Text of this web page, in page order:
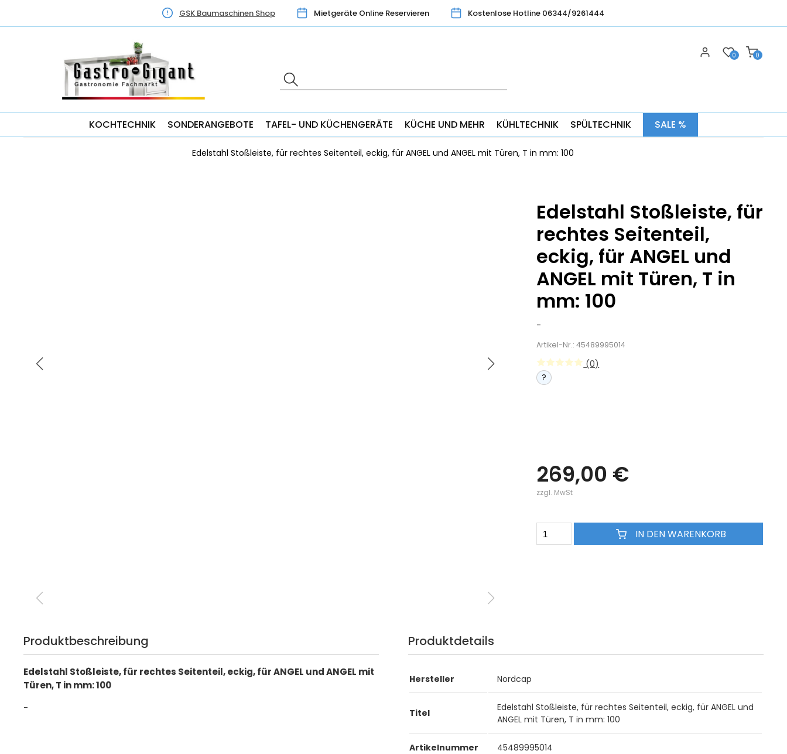
GSK Baumaschinen Shop Mietgeräte Online Reservieren Kostenlose Hotline 06344/9261444
0
0
KOCHTECHNIK SONDERANGEBOTE TAFEL- UND KÜCHENGERÄTE KÜCHE UND MEHR KÜHLTECHNIK SPÜLTECHNIK SALE %
Edelstahl Stoßleiste, für rechtes Seitenteil, eckig, für ANGEL und ANGEL mit Türen, T in mm: 100
Edelstahl Stoßleiste, für
rechtes Seitenteil,
eckig, für ANGEL und
ANGEL mit Türen, T in
mm: 100
-
Artikel-Nr.: 45489995014
(0)
?
269,00 €
zzgl. MwSt
IN DEN WARENKORB
Produktbeschreibung
Edelstahl Stoßleiste, für rechtes Seitenteil, eckig, für ANGEL und ANGEL mit
Türen, T in mm: 100
-
Produktdetails
Hersteller Nordcap
Titel
Edelstahl Stoßleiste, für rechtes Seitenteil, eckig, für ANGEL und
ANGEL mit Türen, T in mm: 100
Artikelnummer 45489995014